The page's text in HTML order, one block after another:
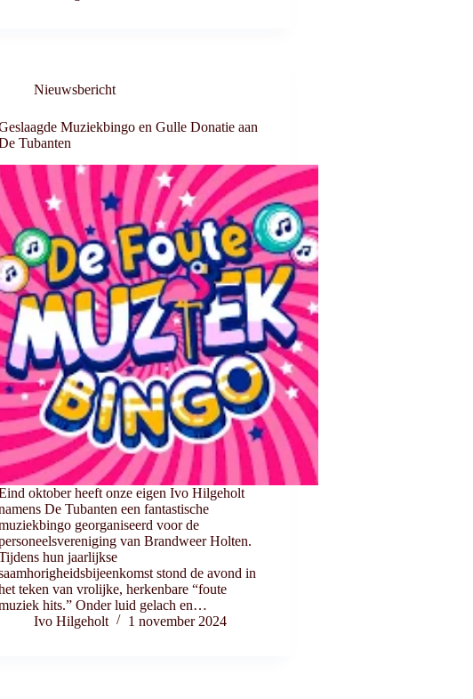
Nieuwsbericht
Muziekbingo en Gulle Donatie aan
Tubanten
oktober heeft onze eigen Ivo Hilgeholt
De Tubanten een fantastische
georganiseerd voor de
van Brandweer Holten.
hun jaarlijkse
stond de avond in
teken van vrolijke, herkenbare “foute
hits.” Onder luid gelach en…
Ivo Hilgeholt
1 november 2024